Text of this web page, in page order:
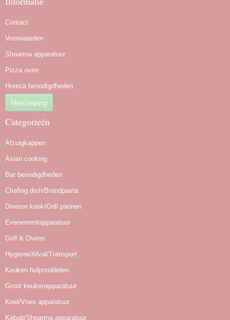
Contact
Voorwaarden
Shoarma apparatuur
Pizza oven
Horeca benodigdheden
Herroeping
Categorieën
Afzuigkappen
Asian cooking
Bar benodigdheden
Chafing dish/Brandpasta
Diverse kook/Grill pannen
Evenementapparatuur
Grill & Ovens
Hygiene/Afval/Transport
Keuken hulpmiddelen
Groot keukenapparatuur
Koel/Vries apparatuur
Kebab/Shoarma apparatuur